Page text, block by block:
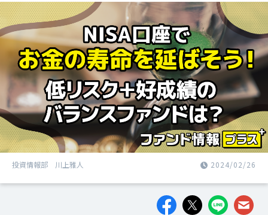
投資情報部 川上雅人 2024/02/26